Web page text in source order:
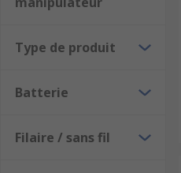
Type de produit
Batterie
Filaire / sans fil